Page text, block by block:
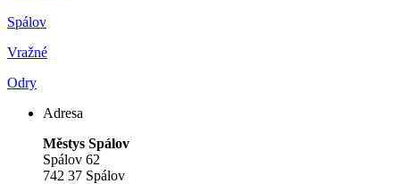
Spálov
Vražné
Odry
Adresa
Městys Spálov
Spálov 62
742 37 Spálov